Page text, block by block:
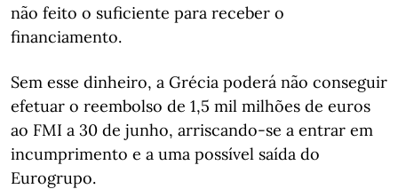
não feito o suficiente para receber o
financiamento.
Sem esse dinheiro, a Grécia poderá não conseguir
efetuar o reembolso de 1,5 mil milhões de euros
ao FMI a 30 de junho, arriscando-se a entrar em
incumprimento e a uma possível saída do
Eurogrupo.